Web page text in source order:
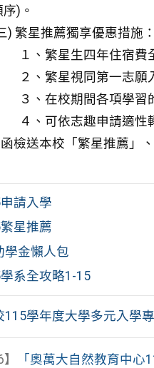
)。
) 繁星推薦獨享優惠措施：
１、繁星生四年住宿費
２、繁星視同第一志願
３、在校期間各項學習
４、可依志趣申請適性
檢送本校「繁星推薦」
請入學
星推薦
學金懶人包
系全攻略1-15
115學年度大學多元入學
「奧萬大自然教育中